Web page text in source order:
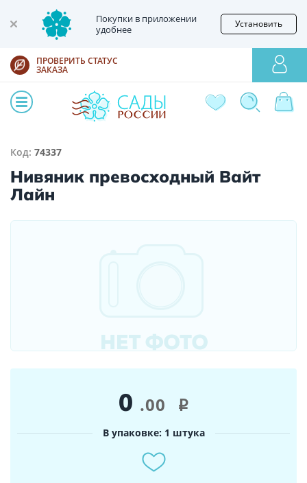
Покупки в приложении
удобнее
Установить
ПРОВЕРИТЬ СТАТУС
ЗАКАЗА
Код: 74337
Нивяник превосходный Вайт
Лайн
0 .00 i
В упаковке: 1 штука